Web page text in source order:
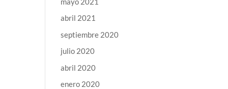
abril 2021
septiembre 2020
julio 2020
abril 2020
enero 2020